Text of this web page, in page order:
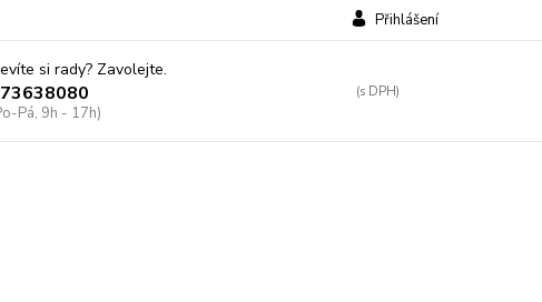
Přihlášení
si rady? Zavolejte.
Pá, 9h - 17h)